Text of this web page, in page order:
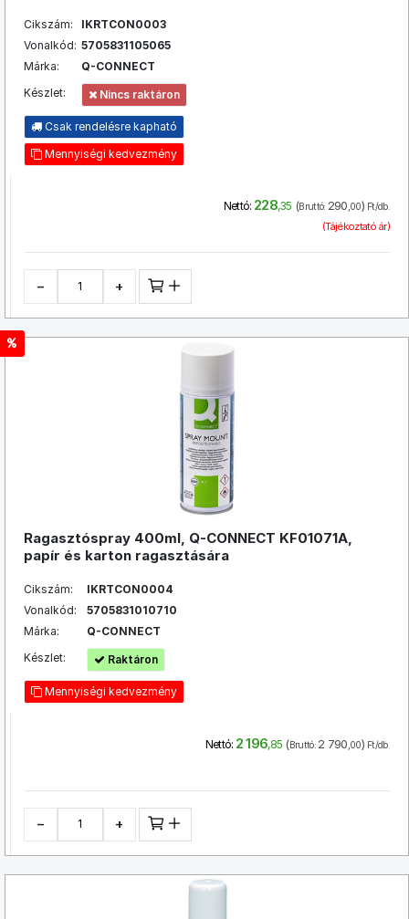
Cikszám:
IKRTCON0003
Vonalkód: 5705831105065
Márka:
Q-CONNECT
Készlet:
Nincs raktáron
Csak rendelésre kapható
Mennyiségi kedvezmény
Nettó: 228,35 (Bruttó: 290,00) Ft/db.
(Tájékoztató ár)
− +
Ragasztóspray 400ml, Q-CONNECT KF01071A,
papír és karton ragasztására
Cikszám:
IKRTCON0004
Vonalkód:
5705831010710
Márka:
Q-CONNECT
Készlet:
Raktáron
Mennyiségi kedvezmény
Nettó: 2 196,85 (Bruttó:2 790,00) Ft/db.
− +